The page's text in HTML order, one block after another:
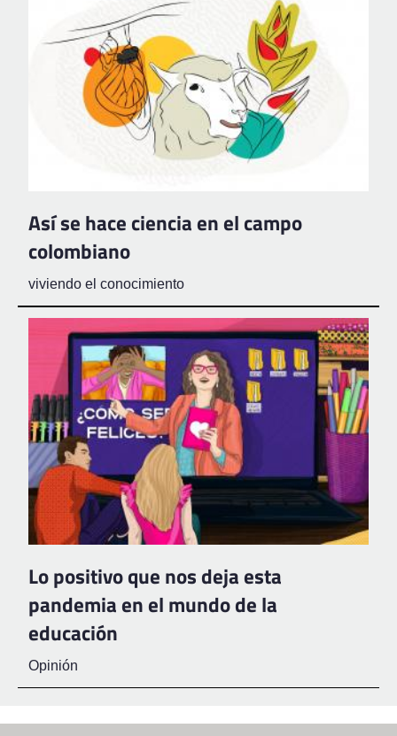
Así se hace ciencia en el campo
colombiano
viviendo el conocimiento
Lo positivo que nos deja esta
pandemia en el mundo de la
educación
Opinión